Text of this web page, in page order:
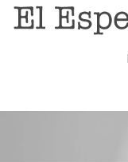
Saltar